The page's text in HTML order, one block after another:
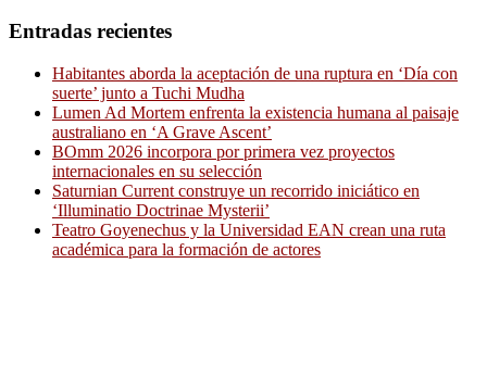
Entradas recientes
Habitantes aborda la aceptación de una ruptura en ‘Día con
suerte’ junto a Tuchi Mudha
Lumen Ad Mortem enfrenta la existencia humana al paisaje
australiano en ‘A Grave Ascent’
BOmm 2026 incorpora por primera vez proyectos
internacionales en su selección
Saturnian Current construye un recorrido iniciático en
‘Illuminatio Doctrinae Mysterii’
Teatro Goyenechus y la Universidad EAN crean una ruta
académica para la formación de actores